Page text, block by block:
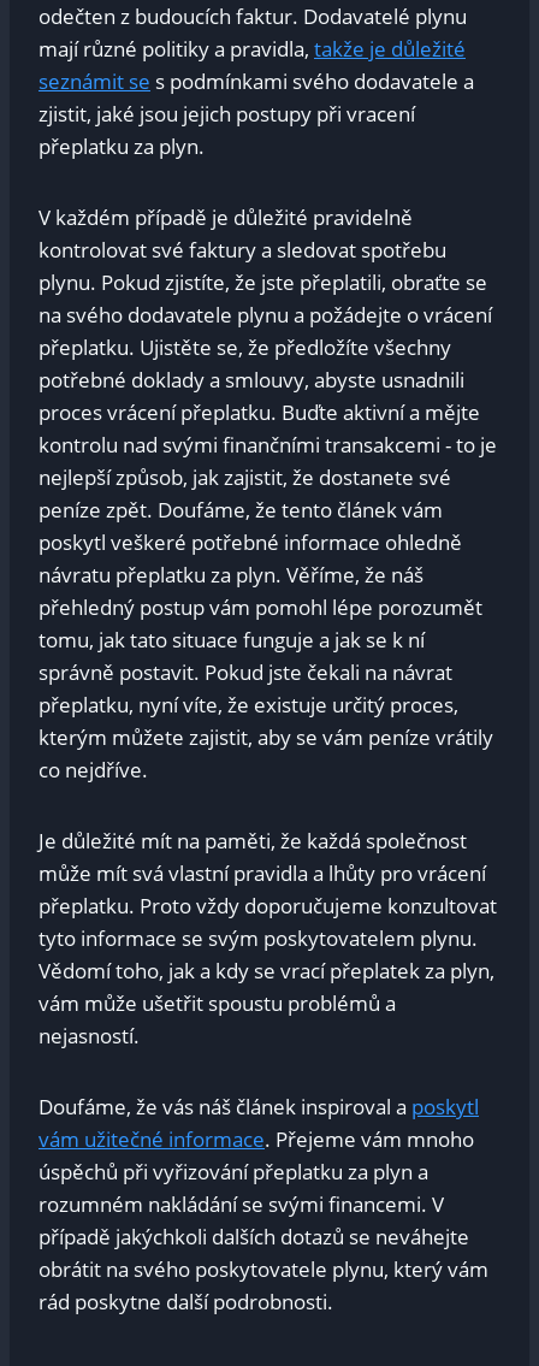
odečten z budoucích faktur. Dodavatelé⁣ plynu
mají ⁢různé politiky⁤ a pravidla, takže je ‍důležité
seznámit ⁢se s podmínkami ⁣svého dodavatele a
zjistit, ​jaké jsou jejich ⁣postupy‌ při⁢ vracení
přeplatku ⁤za‍ plyn.
V ‍každém případě ⁢je důležité pravidelně
⁢kontrolovat své faktury a sledovat​ spotřebu⁤
plynu. Pokud zjistíte, že jste ‌přeplatili, obraťte⁢ se
na ​svého ⁤dodavatele plynu a požádejte o ​vrácení
přeplatku. Ujistěte se, ⁣že ‍předložíte všechny
potřebné doklady a⁣ smlouvy, ‍abyste usnadnili
proces⁣ vrácení ⁢přeplatku.⁤ Buďte aktivní ​a mějte
kontrolu ‌nad⁢ svými finančními transakcemi -⁤ to⁢ je
nejlepší způsob, ⁤jak⁢ zajistit, že dostanete své
‍peníze zpět. Doufáme, ​že tento článek vám
poskytl veškeré ⁢potřebné⁢ informace ohledně⁣
návratu ⁣přeplatku za plyn.​ Věříme, že náš
přehledný postup ‌vám ‌pomohl ⁢lépe‌ porozumět ​
tomu,‌ jak‌ tato situace ‍funguje a‍ jak⁣ se‌ k ‌ní
správně postavit. Pokud ⁢jste čekali na návrat‍
přeplatku, nyní ⁤víte, ‍že ⁣existuje⁤ určitý⁤ proces, ​
kterým můžete zajistit, aby se vám peníze vrátily
⁤co nejdříve.
Je⁣ důležité mít na paměti, že⁢ každá ​společnost ​
může ⁣mít ‌svá vlastní pravidla a lhůty pro vrácení
přeplatku.⁣ Proto vždy doporučujeme​ konzultovat​
tyto informace ‌se svým poskytovatelem plynu.
‍Vědomí toho, jak ⁣a kdy se⁢ vrací přeplatek​ za‌ plyn,
vám může ‌ušetřit spoustu problémů a
nejasností.
Doufáme, ⁤že vás náš článek⁤ inspiroval a poskytl
vám užitečné informace. ⁢Přejeme vám mnoho
‍úspěchů‍ při‍ vyřizování‌ přeplatku ‌za plyn a
rozumném⁤ nakládání⁢ se svými financemi. V
‌případě jakýchkoli dalších dotazů se neváhejte
obrátit na svého poskytovatele plynu, který ⁤vám
‌rád‌ poskytne další podrobnosti.